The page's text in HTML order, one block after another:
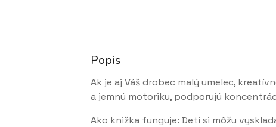
Popis
Ak je aj Váš drobec malý umelec,
a jemnú motoriku, podporujú
Ako knižka funguje: Deti si môžu